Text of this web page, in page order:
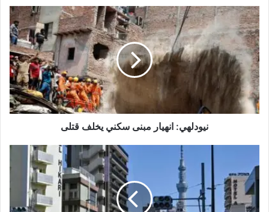
ن
ي
و
د
ل
ه
ي
:
ا
ا
نيودلهي: انهيار مبنى سكني يخلف قتلى
ا